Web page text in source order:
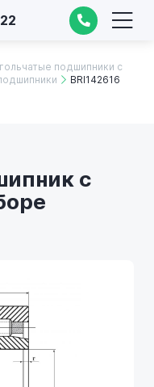
подшипники с
BRI142616
с